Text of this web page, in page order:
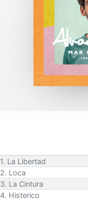
1. La Libertad
2. Loca
3. La Cintura
4. Histerico